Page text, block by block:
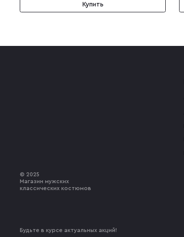
Купить
© 2025
Магазин мужских
классических костюмов
Будьте в курсе актуальных акций!